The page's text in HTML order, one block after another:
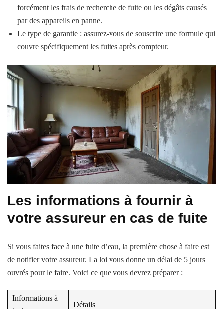
forcément les frais de recherche de fuite ou les dégâts causés
par des appareils en panne.
Le type de garantie : assurez-vous de souscrire une formule qui
couvre spécifiquement les fuites après compteur.
Les informations à fournir à
votre assureur en cas de fuite
Si vous faites face à une fuite d’eau, la première chose à faire est
de notifier votre assureur. La loi vous donne un délai de 5 jours
ouvrés pour le faire. Voici ce que vous devrez préparer :
Informations à
Détails